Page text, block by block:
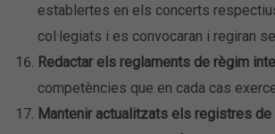
establertes en els concerts
col·legiats i es convocaran i regiran
Redactar els reglaments de règim
competències que en cada cas
Mantenir actualitzats els registres